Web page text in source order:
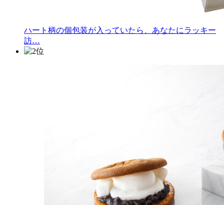
ハート柄の個包装が入っていたら、あなたにラッキー
訪…